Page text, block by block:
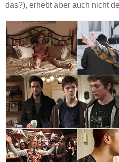
das?), erhebt aber auch nicht